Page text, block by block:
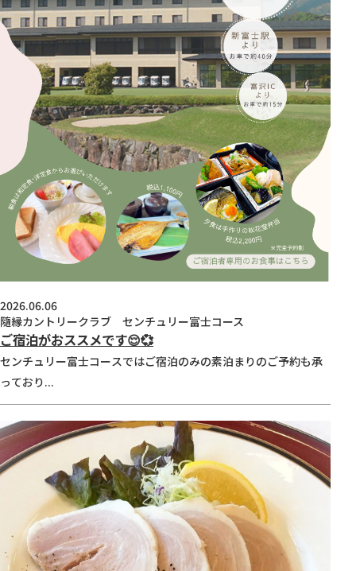
2026.06.06
隨縁カントリークラブ センチュリー富士コース
ご宿泊がおススメです😌💞
センチュリー富士コースではご宿泊のみの素泊まりのご予約も承
っており...